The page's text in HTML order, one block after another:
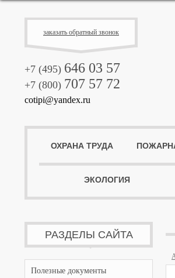
заказать обратный звонок
+7 (495) 646 03 57
+7 (800) 707 57 72
cotipi@yandex.ru
ОХРАНА ТРУДА
ЭКОЛОГИЯ
РАЗДЕЛЫ САЙТА
Полезные документы